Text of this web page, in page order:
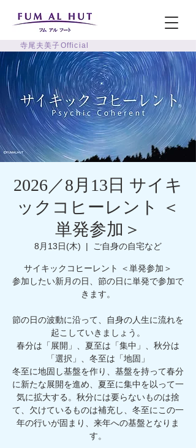
寺尾夫美子Official
2026／8月13日 サイキ
ックコヒーレント ＜
単発参加＞
8月13日(木)
  |
ご自身の自宅など
サイキックコヒーレント ＜単発参加＞
参加したい新月の日、節の日に単発で参加で
きます。
節の日の波動に沿って、自身の人生に流れを
起こしていきましょう。
春分は「展開」、夏至は「集中」、秋分は
「選択」、冬至は「地固」
冬至に地固し基盤を作り、基盤を持って春分
に新たな展開を進め、夏至に集中を以って一
気に拡大する。秋分には要らないものは捨
て、欠けているものは補充し、冬至にこの一
年の行いが固まり、来年への基盤となりま
す。